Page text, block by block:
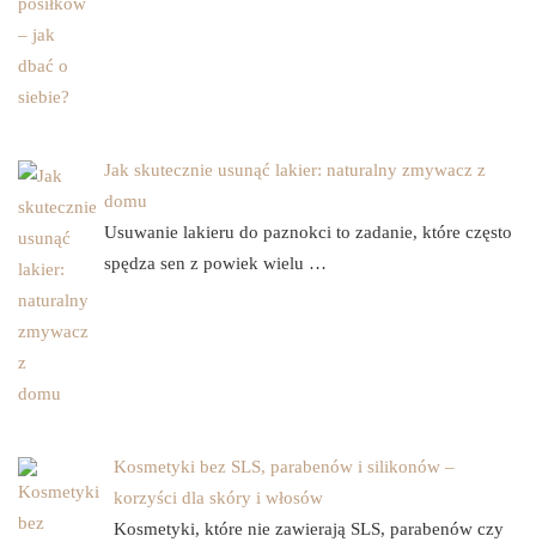
Jak skutecznie usunąć lakier: naturalny zmywacz z
domu
Usuwanie lakieru do paznokci to zadanie, które często
spędza sen z powiek wielu …
Kosmetyki bez SLS, parabenów i silikonów –
korzyści dla skóry i włosów
Kosmetyki, które nie zawierają SLS, parabenów czy